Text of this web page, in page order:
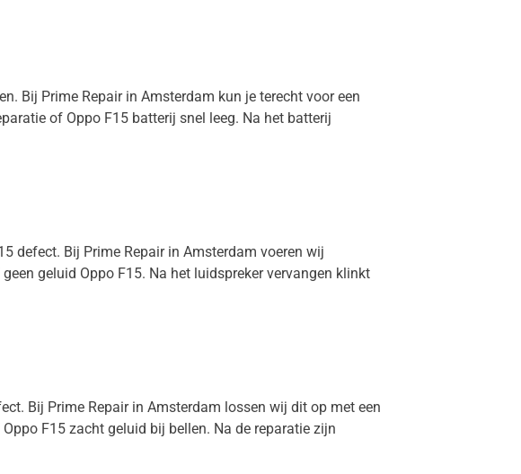
Bij Prime Repair in Amsterdam kun je terecht voor een
of Oppo F15 batterij snel leeg. Na het batterij
defect. Bij Prime Repair in Amsterdam voeren wij
geluid Oppo F15. Na het luidspreker vervangen klinkt
Bij Prime Repair in Amsterdam lossen wij dit op met een
F15 zacht geluid bij bellen. Na de reparatie zijn